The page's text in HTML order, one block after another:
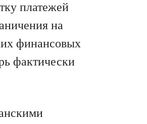
платежей
на
финансовых
фактически